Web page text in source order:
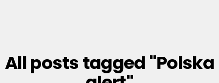
All posts tagged "Polska